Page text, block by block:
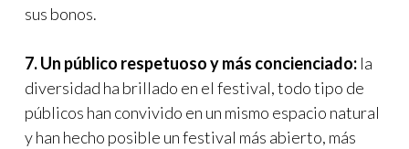
sus bonos.
7. Un público respetuoso y más concienciado: la
diversidad ha brillado en el festival, todo tipo de
públicos han convivido en un mismo espacio natural
y han hecho posible un festival más abierto, más